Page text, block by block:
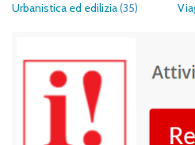
Urbanistica ed edilizia(35)